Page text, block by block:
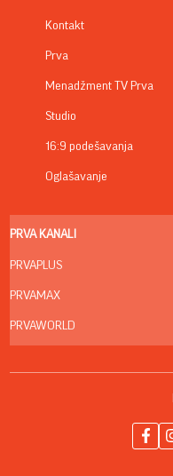
Kontakt
Prva
Menadžment TV Prva
Studio
16:9 podešavanja
Oglašavanje
PRVA KANALI
PRVAPLUS
PRVAMAX
PRVAWORLD